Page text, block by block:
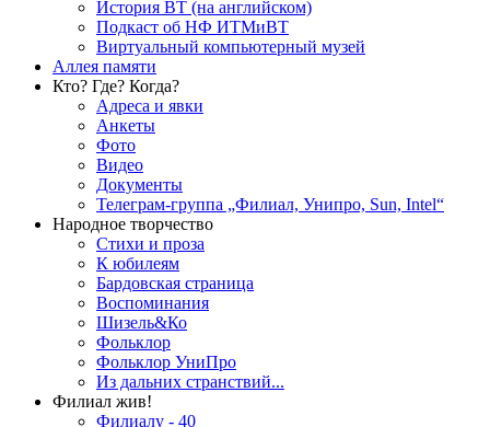
История ВТ (на английском)
Подкаст об НФ ИТМиВТ
Виртуальный компьютерный музей
Аллея памяти
Кто? Где? Когда?
Адреса и явки
Анкеты
Фото
Видео
Документы
Телеграм-группа „Филиал, Унипро, Sun, Intel“
Народное творчество
Стихи и проза
К юбилеям
Бардовская страница
Воспоминания
Шизель&Ко
Фольклор
Фольклор УниПро
Из дальних странствий...
Филиал жив!
Филиалу - 40